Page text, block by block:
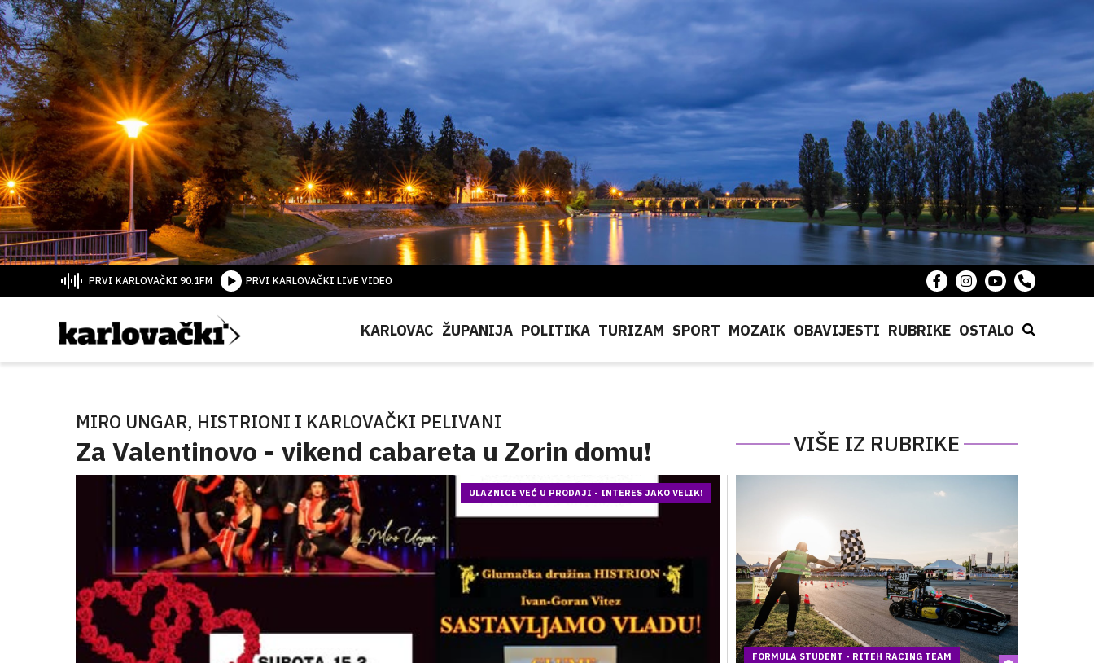
PRVI KARLOVAČKI 90.1FM PRVI KARLOVAČKI LIVE VIDEO
KARLOVAC ŽUPANIJA POLITIKA TURIZAM SPORT MOZAIK OBAVIJESTI RUBRIKE OSTALO
MIRO UNGAR, HISTRIONI I KARLOVAČKI PELIVANI
Za Valentinovo - vikend cabareta u Zorin domu! VIŠE IZ RUBRIKE
ULAZNICE VEĆ U PRODAJI - INTERES JAKO VELIK!
FORMULA STUDENT - RITEH RACING TEAM